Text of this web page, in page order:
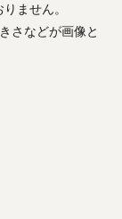
ません。
さなどが画像と